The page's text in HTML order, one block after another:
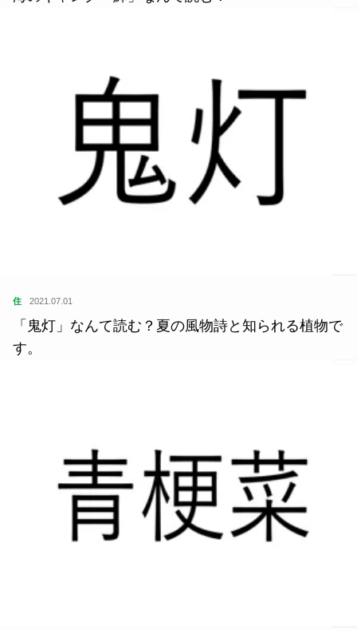
住 2021.07.01
「鬼灯」なんて読む？夏の風物詩と知られる植物で
す。